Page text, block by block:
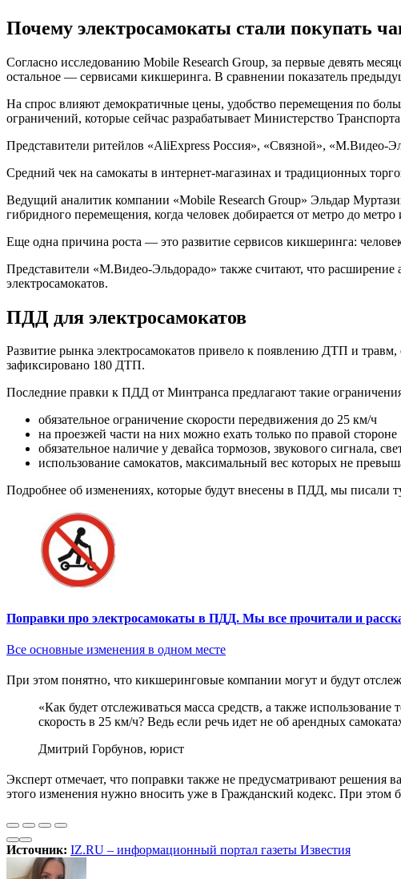
Почему электросамокаты стали покупать
Согласно исследованию Mobile Research Group, за первые девять
остальное — сервисами кикшеринга. В сравнении показатель
На спрос влияют демократичные цены, удобство перемещения по
ограничений, которые сейчас разрабатывает Министерство
Представители ритейлов «AliExpress Россия», «Связной», «М.Видео-
Средний чек на самокаты в интернет-магазинах и традиционных
Ведущий аналитик компании «Mobile Research Group» Эльдар
гибридного перемещения, когда человек добирается от метро до
Еще одна причина роста — это развитие сервисов кикшеринга:
Представители «М.Видео-Эльдорадо» также считают, что расширение
электросамокатов.
ПДД для электросамокатов
Развитие рынка электросамокатов привело к появлению ДТП и
зафиксировано 180 ДТП.
Последние правки к ПДД от Минтранса предлагают такие
обязательное ограничение скорости передвижения до 25 км/ч
на проезжей части на них можно ехать только по правой стороне
обязательное наличие у девайса тормозов, звукового сигнала,
использование самокатов, максимальный вес которых не
Подробнее об изменениях, которые будут внесены в ПДД, мы писали
Поправки про электросамокаты в ПДД. Мы все прочитали и
Все основные изменения в одном месте
При этом понятно, что кикшеринговые компании могут и будут
«Как будет отслеживаться масса средств, а также
скорость в 25 км/ч? Ведь если речь идет не об арендных
Дмитрий Горбунов, юрист
Эксперт отмечает, что поправки также не предусматривают
этого изменения нужно вносить уже в Гражданский кодекс. При этом
Источник: IZ.RU – информационный портал газеты Известия